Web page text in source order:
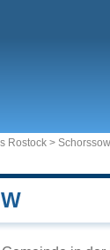
Rostock > Schorssow